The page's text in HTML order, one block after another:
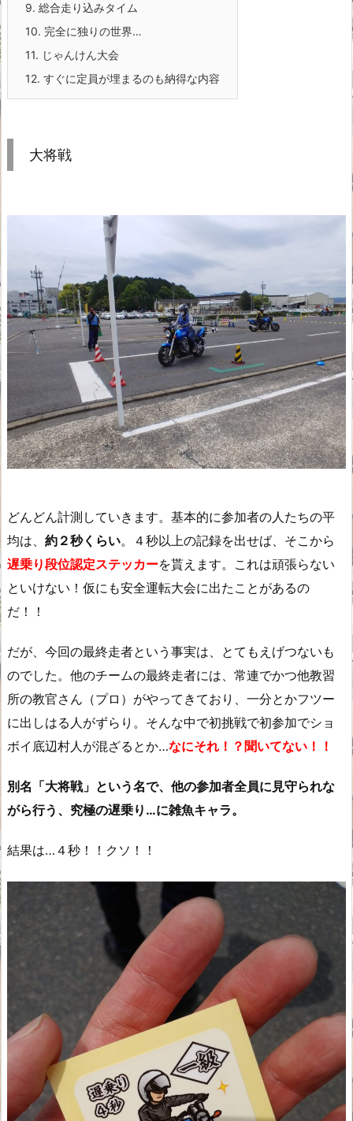
9. 総合走り込みタイム
10. 完全に独りの世界…
11. じゃんけん大会
12. すぐに定員が埋まるのも納得な内容
大将戦
どんどん計測していきます。基本的に参加者の人たちの平
均は、 約２秒くらい。４秒以上の記録を出せば、そこから
遅乗り段位認定ステッカーを貰えます。これは頑張らない
といけない！仮にも安全運転大会に出たことがあるの
だ！！
だが、今回の最終走者という事実は、とてもえげつないも
のでした。他のチームの最終走者には、常連でかつ他教習
所の教官さん（プロ）がやってきており、一分とかフツー
に出しはる人がずらり。そんな中で初挑戦で初参加でショ
ボイ底辺村人が混ざるとか…なにそれ！？聞いてない！！
別名「大将戦」という名で、他の参加者全員に見守られな
がら行う、究極の遅乗り…に雑魚キャラ。
結果は…４秒！！クソ！！